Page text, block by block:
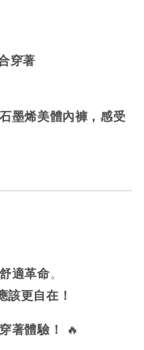
穿著
墨烯美體內褲，感受
舒適革命。
該更自在！
著體驗！ 🔥